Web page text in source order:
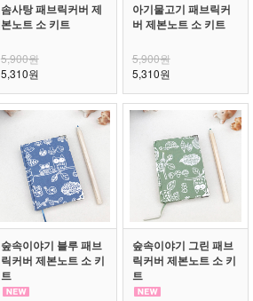
솜사탕 패브릭커버 제
본노트 소 키트
5,900원
5,310원
아기물고기 패브릭커
버 제본노트 소 키트
5,900원
5,310원
숲속이야기 블루 패브
릭커버 제본노트 소 키
트
숲속이야기 그린 패브
릭커버 제본노트 소 키
트